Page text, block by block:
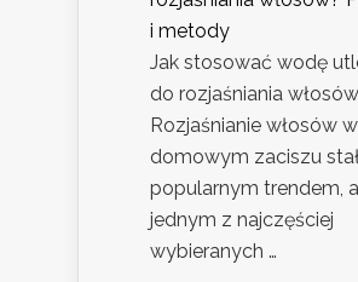
i metody
Jak stosować wodę
do rozjaśniania
Rozjaśnianie włosów w
domowym zaciszu
popularnym trendem, a
jednym z najczęściej
wybieranych …